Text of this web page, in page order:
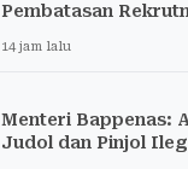
Pembatasan
14 jam lalu
Menteri Bappenas:
Judol dan Pinjol